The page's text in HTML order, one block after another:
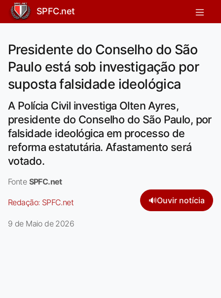
SPFC.net
Presidente do Conselho do São
Paulo está sob investigação por
suposta falsidade ideológica
A Polícia Civil investiga Olten Ayres,
presidente do Conselho do São Paulo, por
falsidade ideológica em processo de
reforma estatutária. Afastamento será
votado.
Fonte SPFC.net
Redação: SPFC.net 🔊Ouvir notícia
9 de Maio de 2026